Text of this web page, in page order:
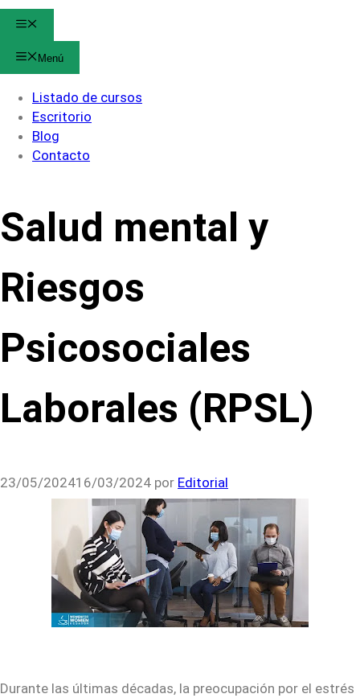
Menú
Listado de cursos
Escritorio
Blog
Contacto
Salud mental y
Riesgos
Psicosociales
Laborales (RPSL)
23/05/202416/03/2024 por Editorial
Durante las últimas décadas, la preocupación por el estrés